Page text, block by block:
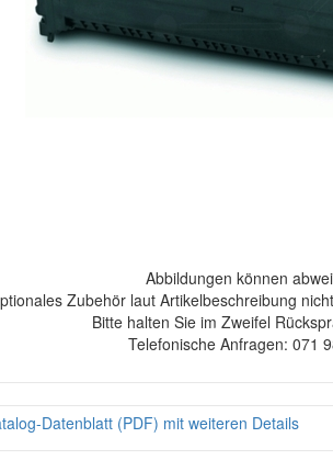
Abbildungen können
Zubehör laut Artikelbeschreibung
Bitte halten Sie im Zweifel
Telefonische Anfragen: 071
Datenblatt (PDF) mit weiteren Details